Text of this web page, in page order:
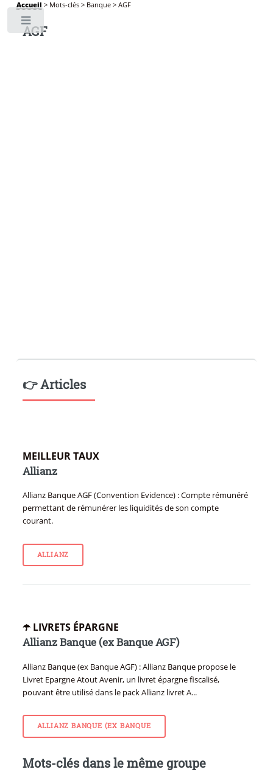
Accueil > Mots-clés> Banque> AGF
AGF
👉 Articles
MEILLEUR TAUX
Allianz
Allianz Banque AGF (Convention Evidence) : Compte rémunéré
permettant de rémunérer les liquidités de son compte
courant.
ALLIANZ
☂️ LIVRETS ÉPARGNE
Allianz Banque (ex Banque AGF)
Allianz Banque (ex Banque AGF) : Allianz Banque propose le
Livret Epargne Atout Avenir, un livret épargne fiscalisé,
pouvant être utilisé dans le pack Allianz livret A...
ALLIANZ BANQUE (EX BANQUE
Mots-clés dans le même groupe